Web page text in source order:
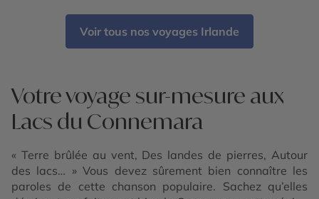
Voir tous nos voyages Irlande
Votre voyage sur-mesure aux
Lacs du Connemara
« Terre brûlée au vent, Des landes de pierres, Autour
des lacs… » Vous devez sûrement bien connaître les
paroles de cette chanson populaire. Sachez qu’elles